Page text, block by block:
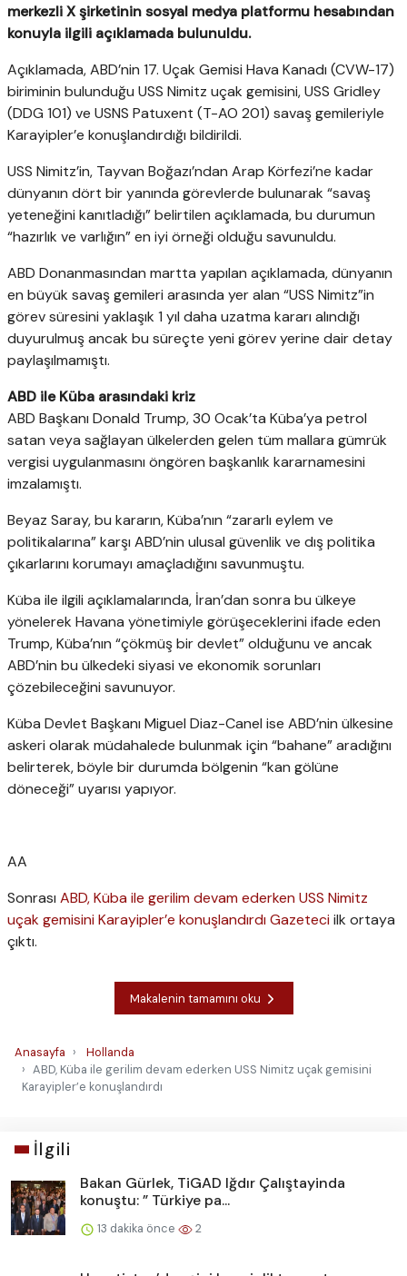
merkezli X şirketinin sosyal medya platformu hesabından
konuyla ilgili açıklamada bulunuldu.
Açıklamada, ABD’nin 17. Uçak Gemisi Hava Kanadı (CVW-17)
biriminin bulunduğu USS Nimitz uçak gemisini, USS Gridley
(DDG 101) ve USNS Patuxent (T-AO 201) savaş gemileriyle
Karayipler’e konuşlandırdığı bildirildi.
USS Nimitz’in, Tayvan Boğazı’ndan Arap Körfezi’ne kadar
dünyanın dört bir yanında görevlerde bulunarak “savaş
yeteneğini kanıtladığı” belirtilen açıklamada, bu durumun
“hazırlık ve varlığın” en iyi örneği olduğu savunuldu.
ABD Donanmasından martta yapılan açıklamada, dünyanın
en büyük savaş gemileri arasında yer alan “USS Nimitz”in
görev süresini yaklaşık 1 yıl daha uzatma kararı alındığı
duyurulmuş ancak bu süreçte yeni görev yerine dair detay
paylaşılmamıştı.
ABD ile Küba arasındaki kriz
ABD Başkanı Donald Trump, 30 Ocak’ta Küba’ya petrol
satan veya sağlayan ülkelerden gelen tüm mallara gümrük
vergisi uygulanmasını öngören başkanlık kararnamesini
imzalamıştı.
Beyaz Saray, bu kararın, Küba’nın “zararlı eylem ve
politikalarına” karşı ABD’nin ulusal güvenlik ve dış politika
çıkarlarını korumayı amaçladığını savunmuştu.
Küba ile ilgili açıklamalarında, İran’dan sonra bu ülkeye
yönelerek Havana yönetimiyle görüşeceklerini ifade eden
Trump, Küba’nın “çökmüş bir devlet” olduğunu ve ancak
ABD’nin bu ülkedeki siyasi ve ekonomik sorunları
çözebileceğini savunuyor.
Küba Devlet Başkanı Miguel Diaz-Canel ise ABD’nin ülkesine
askeri olarak müdahalede bulunmak için “bahane” aradığını
belirterek, böyle bir durumda bölgenin “kan gölüne
döneceği” uyarısı yapıyor.
AA
Sonrası ABD, Küba ile gerilim devam ederken USS Nimitz
uçak gemisini Karayipler’e konuşlandırdı Gazeteci ilk ortaya
çıktı.
Makalenin tamamını oku
Anasayfa
Hollanda
ABD, Küba ile gerilim devam ederken USS Nimitz uçak gemisini
Karayipler’e konuşlandırdı
İlgili
Bakan Gürlek, TiGAD Iğdır Çalıştayinda
konuştu: ” Türkiye pa...
13 dakika önce 2